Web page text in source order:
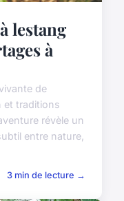
lestang
à
de
et traditions
révèle un
entre nature,
3 min de lecture →